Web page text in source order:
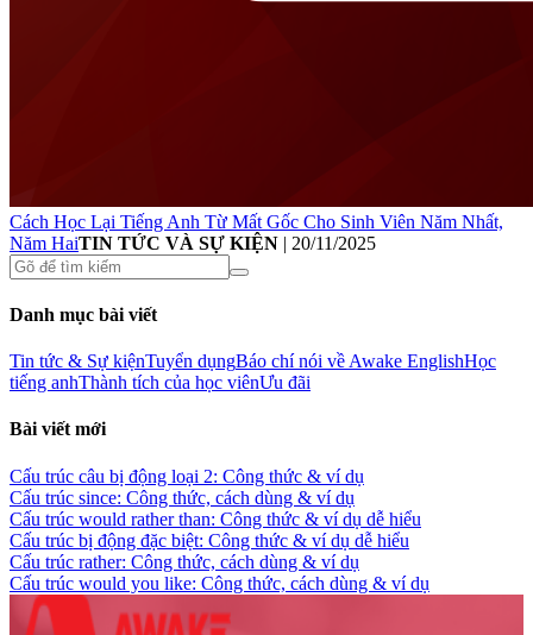
Cách Học Lại Tiếng Anh Từ Mất Gốc Cho Sinh Viên Năm Nhất,
Năm HaiTIN TỨC VÀ SỰ KIỆN | 20/11/2025
Danh mục bài viết
Tin tức & Sự kiệnTuyển dụngBáo chí nói về Awake EnglishHọc
tiếng anhThành tích của học viênƯu đãi
Bài viết mới
Cấu trúc câu bị động loại 2: Công thức & ví dụ
Cấu trúc since: Công thức, cách dùng & ví dụ
Cấu trúc would rather than: Công thức & ví dụ dễ hiểu
Cấu trúc bị động đặc biệt: Công thức & ví dụ dễ hiểu
Cấu trúc rather: Công thức, cách dùng & ví dụ
Cấu trúc would you like: Công thức, cách dùng & ví dụ